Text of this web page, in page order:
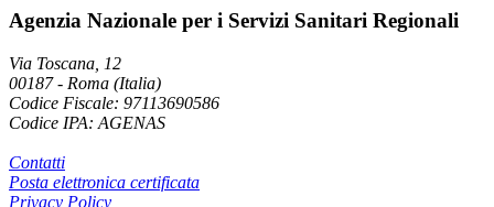
Agenzia Nazionale per i Servizi Sanitari Regionali
Via Toscana, 12
00187- Roma (Italia)
Codice Fiscale: 97113690586
Codice IPA: AGENAS
Contatti
Posta elettronica certificata
Privacy Policy